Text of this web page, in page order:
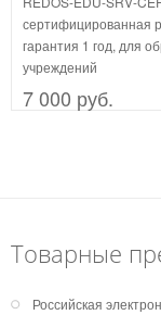
сертифицированная
гарантия 1 год, для
учреждений
7 000 руб.
Товарные
Российская